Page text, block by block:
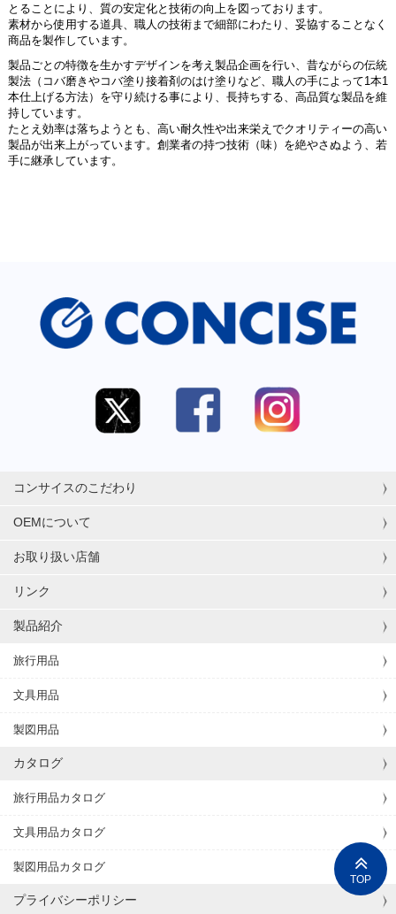
とることにより、質の安定化と技術の向上を図っております。
素材から使用する道具、職人の技術まで細部にわたり、妥協することなく
商品を製作しています。
製品ごとの特徴を生かすデザインを考え製品企画を行い、昔ながらの伝統
製法（コバ磨きやコバ塗り接着剤のはけ塗りなど、職人の手によって1本1
本仕上げる方法）を守り続ける事により、長持ちする、高品質な製品を維
持しています。
たとえ効率は落ちようとも、高い耐久性や出来栄えでクオリティーの高い
製品が出来上がっています。創業者の持つ技術（味）を絶やさぬよう、若
手に継承しています。
TOP
コンサイスのこだわり
OEMについて
お取り扱い店舗
リンク
製品紹介
旅行用品
文具用品
製図用品
カタログ
旅行用品カタログ
文具用品カタログ
製図用品カタログ
プライバシーポリシー